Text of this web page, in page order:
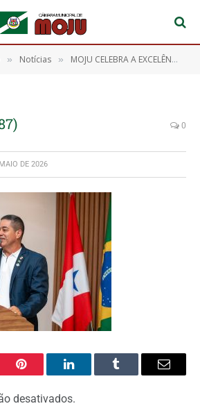
» Notícias » MOJU CELEBRA A EXCELÊNCIA DOS NOSSOS ESTUDANTES! 🎖️📖
0
DE 2026
Pinterest O
LinkedIn
Tumblr
E-
desativados.